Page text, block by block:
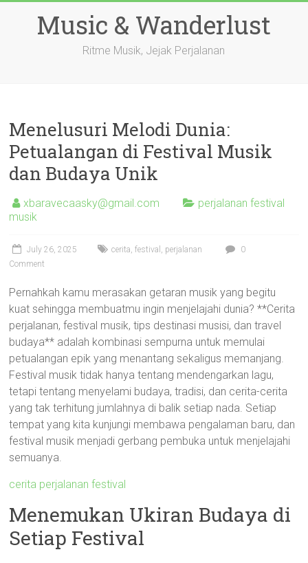
Music & Wanderlust
Ritme Musik, Jejak Perjalanan
Menelusuri Melodi Dunia:
Petualangan di Festival Musik
dan Budaya Unik
xbaravecaasky@gmail.com
perjalanan festival
musik
July 26, 2025 cerita,festival , perjalanan
0
Comment
Pernahkah kamu merasakan getaran musik yang begitu
kuat sehingga membuatmu ingin menjelajahi dunia? **Cerita
perjalanan, festival musik, tips destinasi musisi, dan travel
budaya** adalah kombinasi sempurna untuk memulai
petualangan epik yang menantang sekaligus memanjang.
Festival musik tidak hanya tentang mendengarkan lagu,
tetapi tentang menyelami budaya, tradisi, dan cerita-cerita
yang tak terhitung jumlahnya di balik setiap nada. Setiap
tempat yang kita kunjungi membawa pengalaman baru, dan
festival musik menjadi gerbang pembuka untuk menjelajahi
semuanya.
cerita perjalanan festival
Menemukan Ukiran Budaya di
Setiap Festival